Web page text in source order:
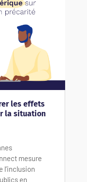
les effets
la situation
mesure
l’inclusion
en